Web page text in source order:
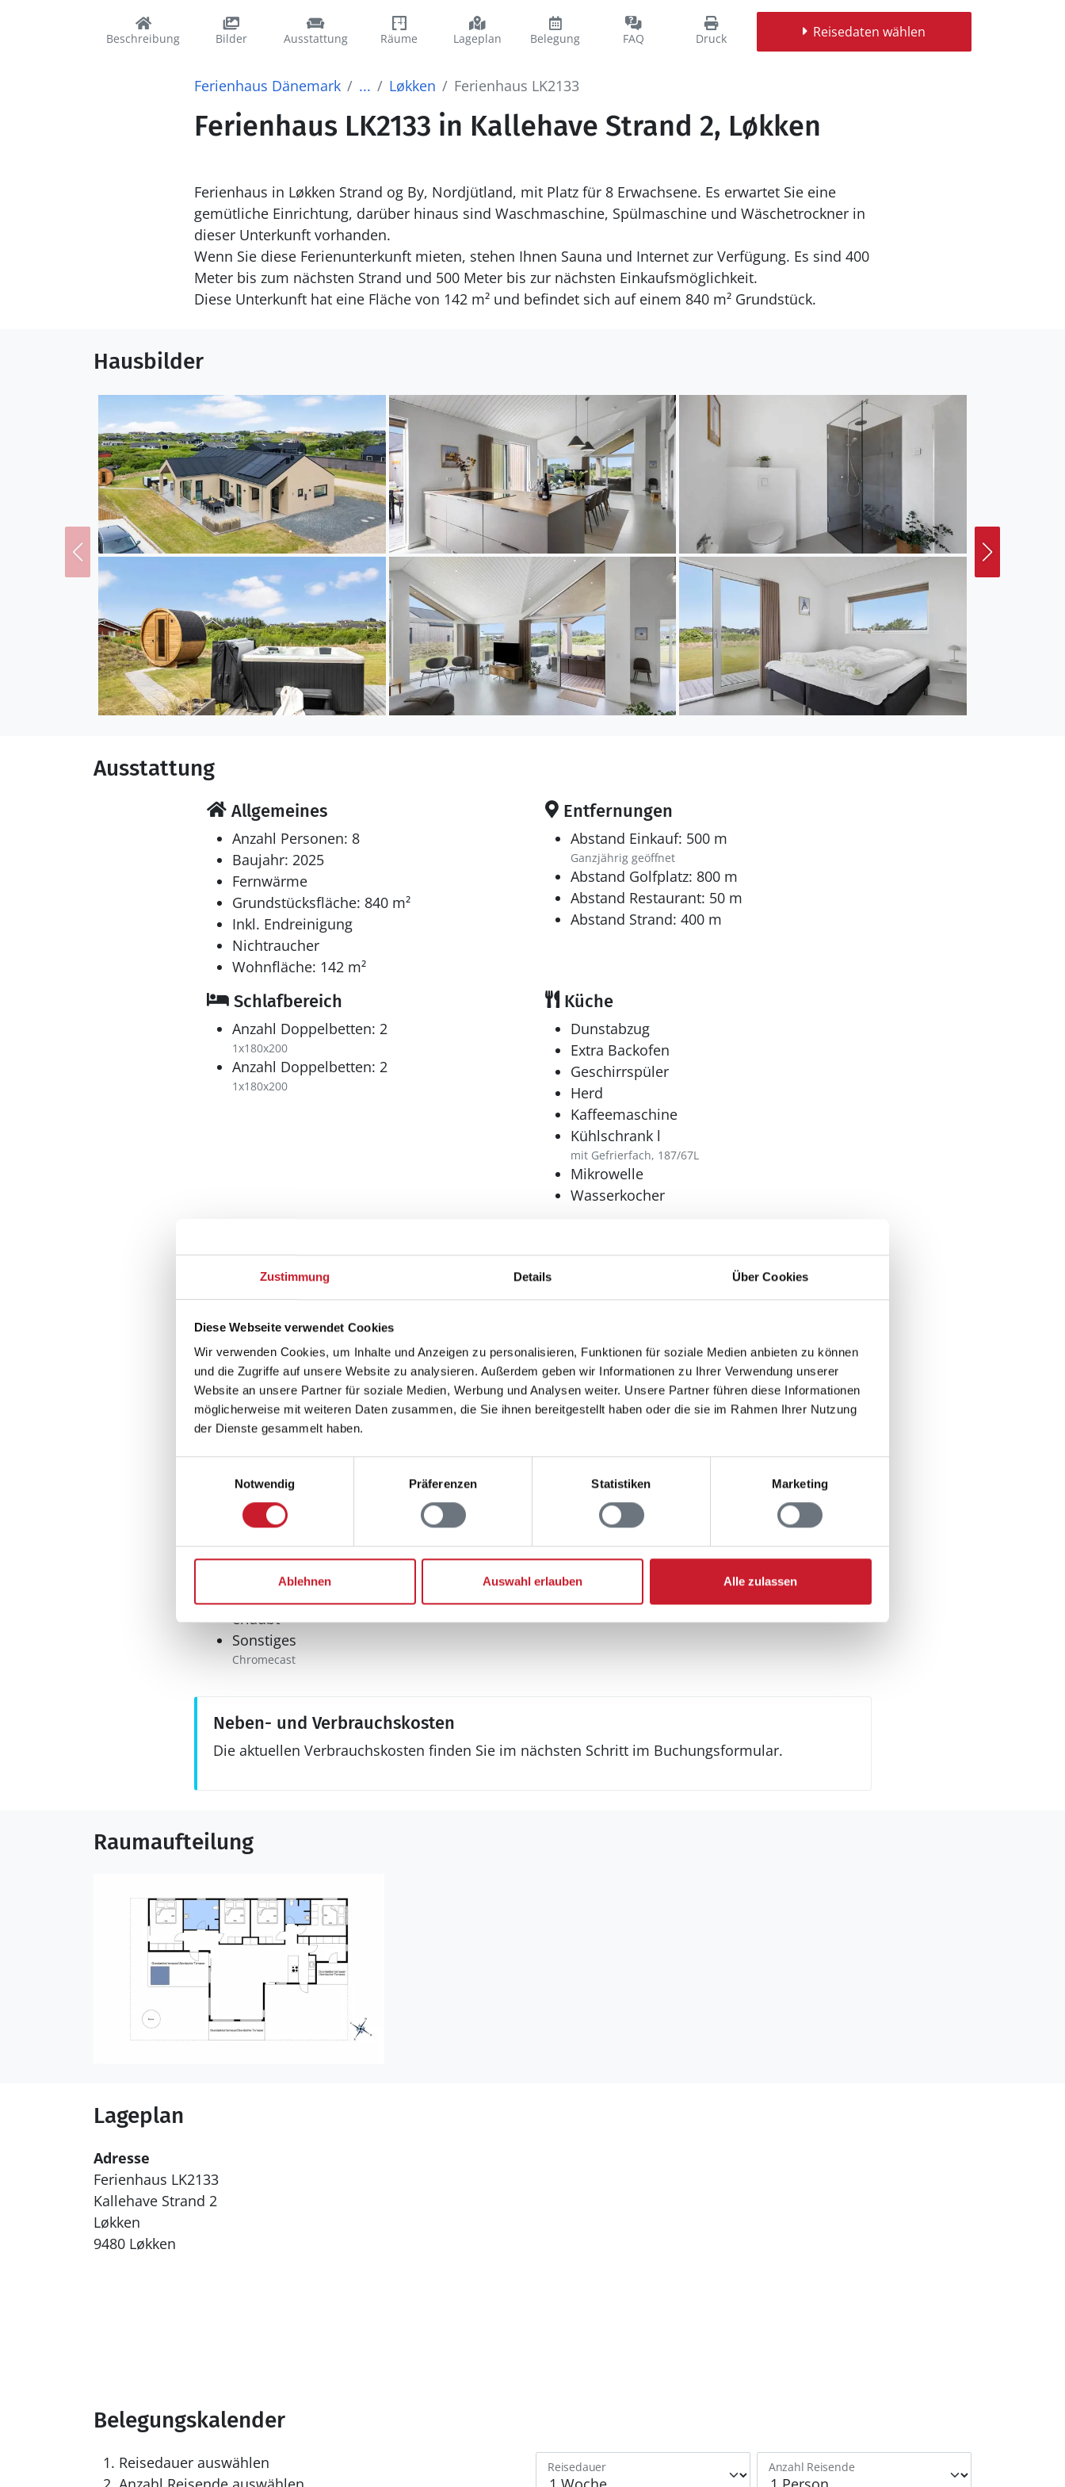
Zustimmung Details Über Cookies
Diese Webseite verwendet Cookies
Wir verwenden Cookies, um Inhalte und Anzeigen zu personalisieren, Funktionen für soziale Medien anbieten zu können
und die Zugriffe auf unsere Website zu analysieren. Außerdem geben wir Informationen zu Ihrer Verwendung unserer
Website an unsere Partner für soziale Medien, Werbung und Analysen weiter. Unsere Partner führen diese Informationen
möglicherweise mit weiteren Daten zusammen, die Sie ihnen bereitgestellt haben oder die sie im Rahmen Ihrer Nutzung
der Dienste gesammelt haben.
Notwendig
Präferenzen Statistiken Marketing
Ablehnen Auswahl erlauben Alle zulassen
Beschreibung Bilder Ausstattung Räume Lageplan Belegung FAQ Druck Reisedaten wählen
Ferienhaus Dänemark ... Løkken Ferienhaus LK2133
Ferienhaus LK2133 in Kallehave Strand 2, Løkken
Ferienhaus in Løkken Strand og By, Nordjütland, mit Platz für 8 Erwachsene. Es erwartet Sie eine
gemütliche Einrichtung, darüber hinaus sind Waschmaschine, Spülmaschine und Wäschetrockner in
dieser Unterkunft vorhanden.
Wenn Sie diese Ferienunterkunft mieten, stehen Ihnen Sauna und Internet zur Verfügung. Es sind 400
Meter bis zum nächsten Strand und 500 Meter bis zur nächsten Einkaufsmöglichkeit.
Diese Unterkunft hat eine Fläche von 142 m² und befindet sich auf einem 840 m² Grundstück.
Hausbilder
Ausstattung
Allgemeines
Anzahl Personen: 8
Baujahr: 2025
Fernwärme
Grundstücksfläche: 840 m²
Inkl. Endreinigung
Nichtraucher
Wohnfläche: 142 m²
Entfernungen
Abstand Einkauf: 500 m
Ganzjährig geöffnet
Abstand Golfplatz: 800 m
Abstand Restaurant: 50 m
Abstand Strand: 400 m
Schlafbereich
Anzahl Doppelbetten: 2
1x180x200
Anzahl Doppelbetten: 2
1x180x200
Küche
Dunstabzug
Extra Backofen
Geschirrspüler
Herd
Kaffeemaschine
Kühlschrank l
mit Gefrierfach, 187/67L
Mikrowelle
Wasserkocher
Anzahl Duschen: 2
Anzahl Toiletten: 2
Trockner
Waschmaschine
Sauna
Außenwhirlpool
Multimedia
Deutsches Fernsehen
Internationales Fernsehen
norwegische Programme
Schwedisches Fernsehen
Internationales Fernsehen
Dänisches Fernsehen
Internet
Spielekonsole
Aussenbereich
Gartenmöbel
Grill
Das Aufladen von Elektroautos ist nicht
erlaubt
Sonstiges
Chromecast
Neben- und Verbrauchskosten
Die aktuellen Verbrauchskosten finden Sie im nächsten Schritt im Buchungsformular.
Raumaufteilung
Lageplan
Adresse
Ferienhaus LK2133
Kallehave Strand 2
Løkken
9480 Løkken
Belegungskalender
Reisedauer auswählen
Reisedauer Anzahl Reisende